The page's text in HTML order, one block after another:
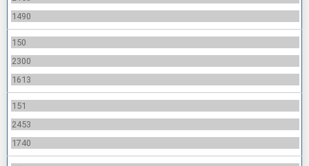
1490
150
2300
1613
151
2453
1740